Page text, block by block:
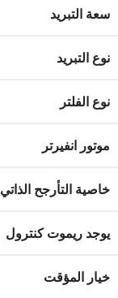
سعة التبريد
نوع التبريد
نوع الفلتر
موتور انفيرتر
خاصية التأرجح الذاتي
يوجد ريموت كنترول
خيار المؤقت